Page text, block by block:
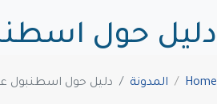
دليل حول
Home المدونة دليل حول اسطنبول